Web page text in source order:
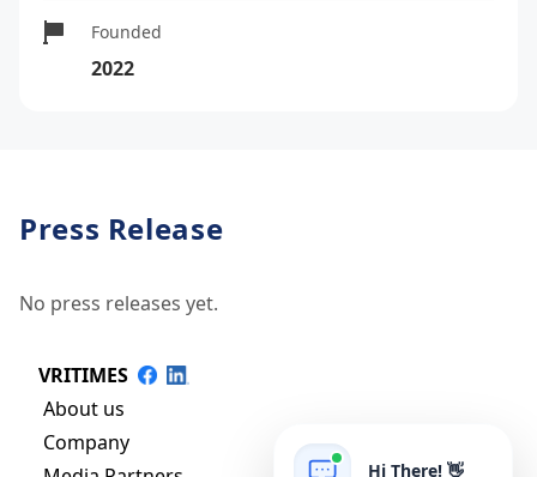
Founded
2022
Press Release
No press releases yet.
VRITIMES
About us
Company
Hi There! 👋